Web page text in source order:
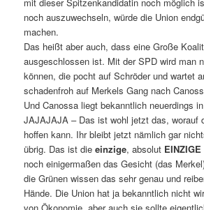
noch auszuwechseln, würde die Union
machen.
Das heißt aber auch, dass eine Große
ausgeschlossen ist. Mit der SPD wird man
können, die pocht auf Schröder und wartet
schadenfroh auf Merkels Gang nach
Und Canossa liegt bekanntlich neuerdings
JAJAJAJA – Das ist wohl jetzt das, worauf
hoffen kann. Ihr bleibt jetzt nämlich gar
übrig. Das ist dieeinzige, absolut EINZIGE
noch einigermaßen das Gesicht (das
die Grünen wissen das sehr genau und
Hände. Die Union hat ja bekanntlich nicht